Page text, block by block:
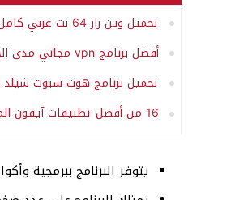
تحميل وين رار 64 بت عربي كامل
أفضل برنامج vpn مجاني مدى الحياة للكمبيوتر
تحميل برنامج هوت سبوت شيلد
16 من أفضل تطبيقات آيفون المجانية
يتوفر البرنامج ببرمجية